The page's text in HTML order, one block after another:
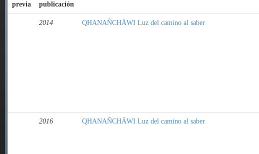
previa
publicación
2014 QHANAÑCHÄWI Luz del camino al saber
2016 QHANAÑCHÄWI Luz del camino al saber